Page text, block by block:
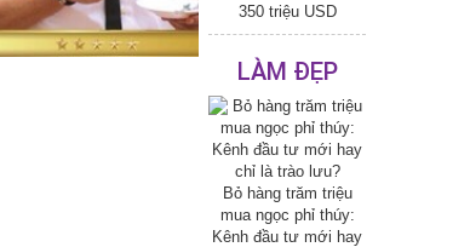
350 triệu USD
LÀM ĐẸP
Bỏ hàng trăm triệu
mua ngọc phỉ thúy:
Kênh đầu tư mới hay